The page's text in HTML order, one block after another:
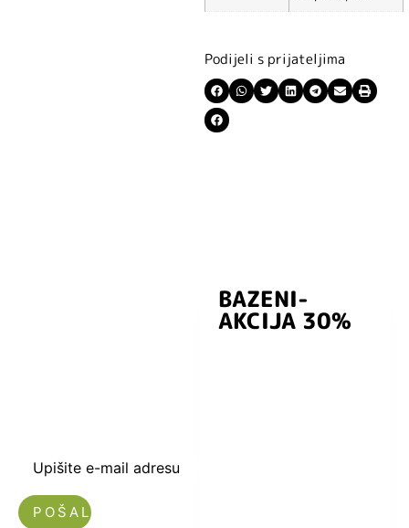
Podijeli s prijateljima
Upišite e-mail adresu
BAZENI-
AKCIJA 30%